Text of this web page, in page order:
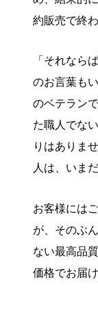
約販売で終
「それなら
のお言葉も
のベテラン
た職人でな
りはありま
人は、いま
お客様には
が、そのぶ
ない最高品
価格でお届